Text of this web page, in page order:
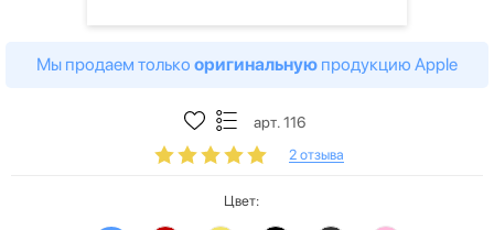
Мы продаем только оригинальную продукцию Apple
арт. 116
2 отзыва
Цвет: